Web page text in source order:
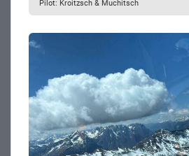
Pilot: Kroitzsch & Muchitsch